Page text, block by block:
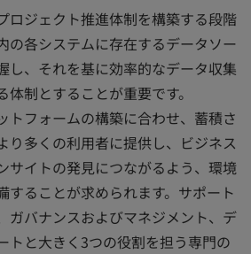
ロジェクト推進体制を構築する段階
の各システムに存在するデータソー
し、それを基に効率的なデータ収集
制とすることが重要です。
トフォームの構築に合わせ、蓄積さ
り多くの利用者に提供し、ビジネス
サイトの発見につながるよう、環境
することが求められます。サポート
ガバナンスおよびマネジメント、デ
トと大きく3つの役割を担う専門の